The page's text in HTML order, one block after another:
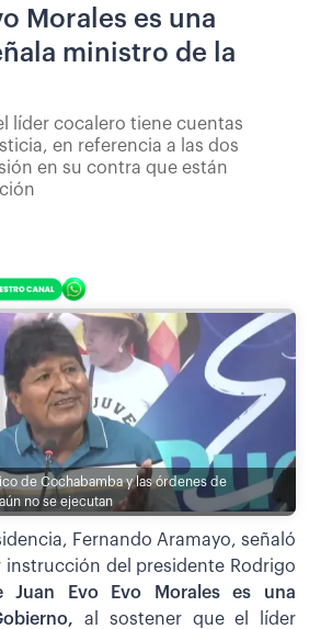
Morales es una
ministro de la
líder cocalero tiene cuentas
en referencia a las dos
en su contra que están
de Cochabamba y las órdenes de
no se ejecutan
Fernando Aramayo, señaló
instrucción del presidente Rodrigo
Juan Evo Evo Morales es una
al sostener que el líder